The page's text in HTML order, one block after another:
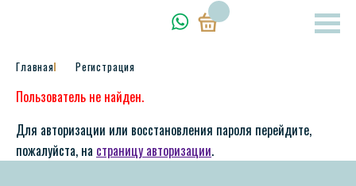
Главная Регистрация
Пользователь не найден.
Для авторизации или восстановления пароля перейдите,
пожалуйста, на страницу авторизации.